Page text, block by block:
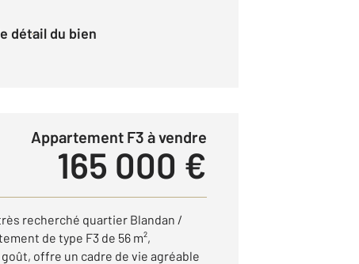
le détail du bien
Appartement F3 à vendre
165 000 €
recherché quartier Blandan /
de type F3 de 56 m²,
offre un cadre de vie agréable